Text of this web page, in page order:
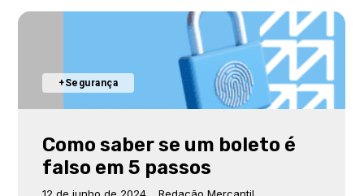
+Segurança
Como saber se um boleto é
falso em 5 passos